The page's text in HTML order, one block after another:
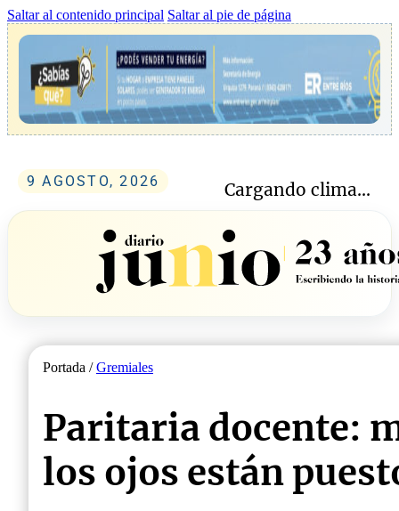
Saltar al contenido principal Saltar al pie de página
9 AGOSTO, 2026 Cargando clima...
Portada /Gremiales
Paritaria docente:
los ojos están